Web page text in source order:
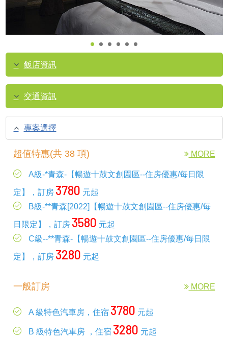
飯店資訊
交通資訊
專案選擇
超值特惠(共 38 項) MORE
A級-*青森-【暢遊十鼓文創園區--住房優惠/每日限
定】，訂房 3780 元起
B級-**青森[2022]【暢遊十鼓文創園區--住房優惠/每
日限定】，訂房 3580 元起
C級--**青森-【暢遊十鼓文創園區--住房優惠/每日限
定】，訂房 3280 元起
一般訂房 MORE
A 級特色汽車房，住宿 3780 元起
B 級特色汽車房 ，住宿 3280 元起